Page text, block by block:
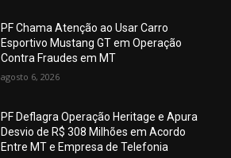
PF Chama Atenção ao Usar Carro
Esportivo Mustang GT em Operação
Contra Fraudes em MT
agosto 6, 2026
PF Deflagra Operação Heritage e Apura
Desvio de R$ 308 Milhões em Acordo
Entre MT e Empresa de Telefonia